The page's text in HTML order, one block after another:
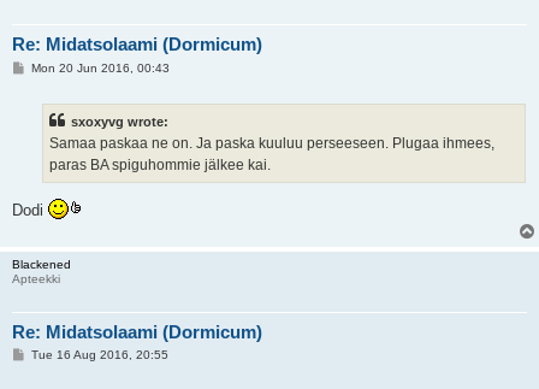
Re: Midatsolaami (Dormicum)
PMon 20 Jun 2016, 00:43
sxoxyvg wrote:
Samaa paskaa ne on. Ja paska kuuluu perseeseen. Plugaa ihmees,
paras BA spiguhommie jälkee kai.
Dodi
Blackened
Apteekki
Re: Midatsolaami (Dormicum)
PTue 16 Aug 2016, 20:55